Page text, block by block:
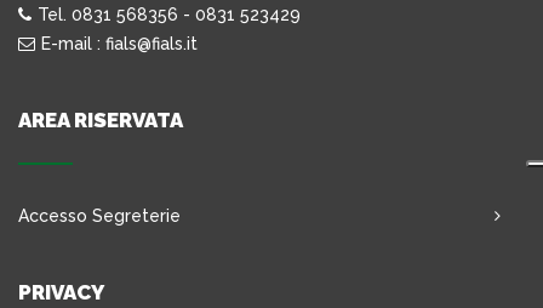
Tel. 0831 568356 - 0831 523429
E-mail : fials@fials.it
AREA RISERVATA
Accesso Segreterie
PRIVACY